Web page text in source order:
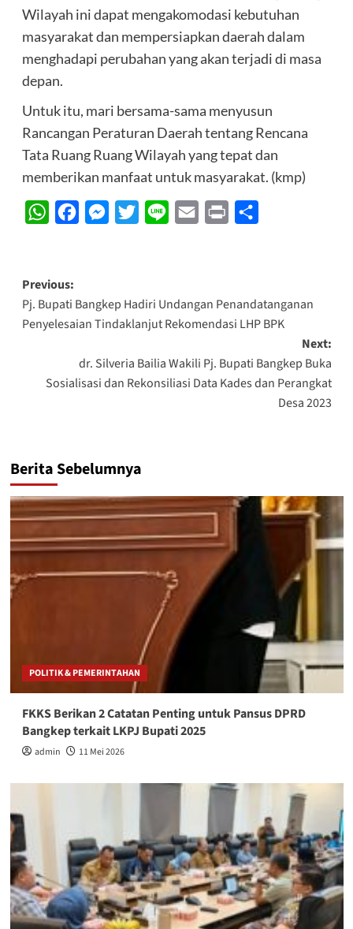
Wilayah ini dapat mengakomodasi kebutuhan
masyarakat dan mempersiapkan daerah dalam
menghadapi perubahan yang akan terjadi di masa
depan.
Untuk itu, mari bersama-sama menyusun
Rancangan Peraturan Daerah tentang Rencana
Tata Ruang Ruang Wilayah yang tepat dan
memberikan manfaat untuk masyarakat. (kmp)
WhatsAppFacebookMessenger
Twitter Line Email Print
Post
navigation
Previous:
Pj. Bupati Bangkep Hadiri Undangan Penandatanganan
Penyelesaian Tindaklanjut Rekomendasi LHP BPK
Next:
dr. Silveria Bailia Wakili Pj. Bupati Bangkep Buka
Sosialisasi dan Rekonsiliasi Data Kades dan Perangkat
Desa 2023
Berita Sebelumnya
POLITIK & PEMERINTAHAN
FKKS Berikan 2 Catatan Penting untuk Pansus DPRD
Bangkep terkait LKPJ Bupati 2025
admin 11 Mei 2026